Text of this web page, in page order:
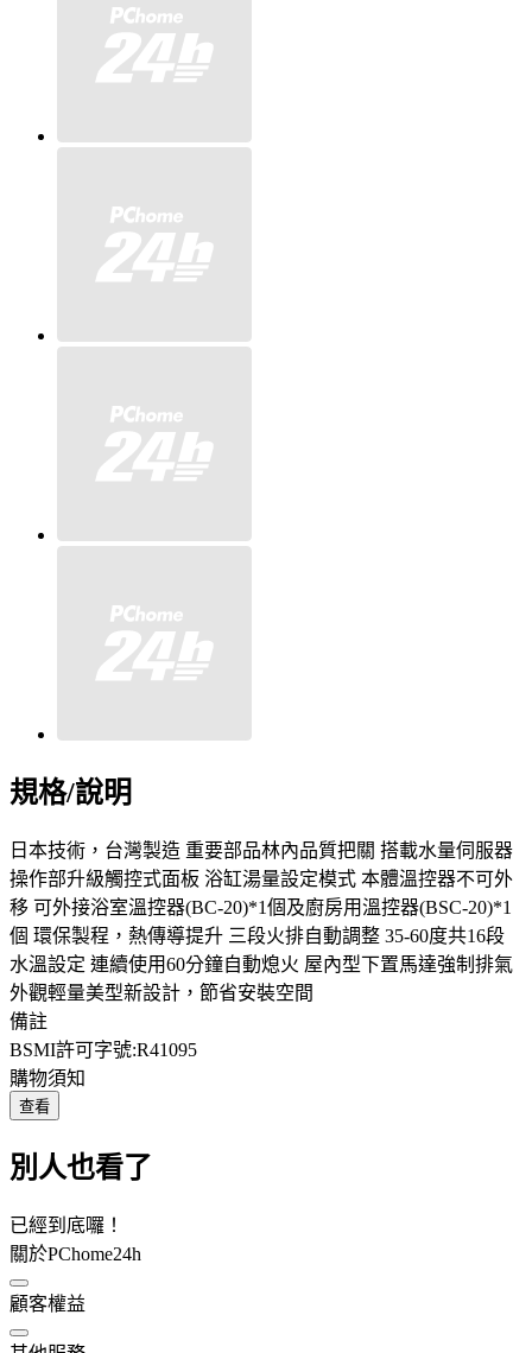
規格/說明
日本技術，台灣製造 重要部品林內品質把關 搭載水量伺服器
操作部升級觸控式面板 浴缸湯量設定模式 本體溫控器不可外
移 可外接浴室溫控器(BC-20)*1個及廚房用溫控器(BSC-20)*1
個 環保製程，熱傳導提升 三段火排自動調整 35-60度共16段
水溫設定 連續使用60分鐘自動熄火 屋內型下置馬達強制排氣
外觀輕量美型新設計，節省安裝空間
備註
BSMI許可字號:R41095
購物須知
查看
別人也看了
已經到底囉！
關於PChome24h
顧客權益